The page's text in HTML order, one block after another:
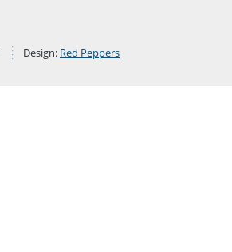
Design: Red Peppers